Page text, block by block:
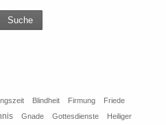
Suche
Blindheit Firmung
Friede
Gnade Gottesdienste
Heiliger